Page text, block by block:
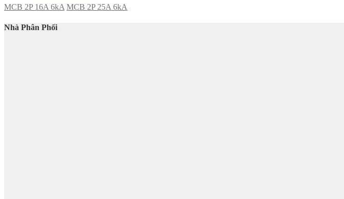
MCB 2P 16A 6kA MCB 2P 25A 6kA
Nhà Phân Phối